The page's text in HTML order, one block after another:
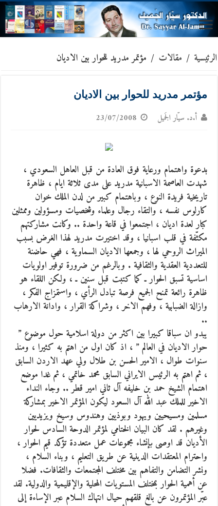
الرئيسية / مقالات / مؤتمر مدريد للحوار بين الاديان
مؤتمر مدريد للحوار بين الاديان
أ.د. سيّار الجَميل 23/07/2008
بدعوة واهتمام ورعاية فوق العادة من قبل العاهل السعودي ،
شهدت العاصمة الاسبانية مدريد على مدى ثلاثة ايام ، ظاهرة
تاريخية فريدة النوع ، وباهتمام كبير من لدن الملك خوان
كارلوس نفسه ، والتقاء رجال وعلماء وشخصيات ومسؤولين وممثلين
كبار لعدة اديان ، اجتمعوا في قاعة واحدة .. وكانت مشاركتهم
مكثّفة في قلب اسبانيا ، وقد اختيرت مدريد لهذا الغرض بسبب
الميراث الروحي لها ، وجمعها الاديان السماوية ، فهي حاضنة
للتعددية العقدية والثقافية . وبالرغم من ضرورة توفير اولويات
اساسية تسبق الحوار ـ كما كتبت قبل سنين ـ ، ولكن اللقاء هو
ظاهرة رائعة تمنح الجميع فرصة تبادل الرأي ، واستمزاج الفكر ،
وازالة الضبابية ، وفهم الاخر ، وشراكة القرار ، وادانة الارهاب
..
يبدو ان سباقا كبيرا بين اكثر من دولة اسلامية حول موضوع ”
حوار الاديان في العالم ” ، اذ كان اول من اهتم به كثيرا ، ومنذ
سنوات طوال ، الامير الحسن بن طلال ولي عهد الاردن السابق
، ثم اهتم به الرئيس الايراني السابق محمد خاتمي ، ثم غدا موضع
اهتمام الشيخ حمد بن خليفه آل ثاني امير قطر .. وجاء النداء
الاخير للملك عبد الله آل السعود ليكون المؤتمر الاخير بمشاركة
مسلمين ومسيحيين ويهود وبوذيين وهندوس وسيخ ويزيديين
وغيرهم . لقد كان البيان الختامي لمؤتمر الدوحة السادس لحوار
الأديان قد اوصى بإنشاء مجموعات عمل متعددة تؤكد قيم الحوار ،
واحترام المعتقدات الدينية عن طريق التعليم ، وبناء السلام ،
ونشر التضامن والتفاهم بين مختلف المجتمعات والثقافات. فضلا
عن أهمية الحوار بمختلف المستويات المحلية والإقليمية والدولية. لقد
عبّر المؤتمرون عن بالغ قلقهم حيال انتهاك السلام عبر الإساءة إلى